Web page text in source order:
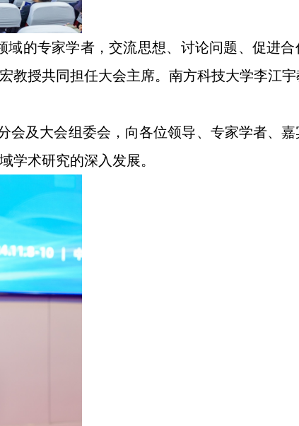
的专家学者，交流思想、讨论问题、促进
教授共同担任大会主席。南方科技大学李江
会及大会组委会，向各位领导、专家学者、
学术研究的深入发展。